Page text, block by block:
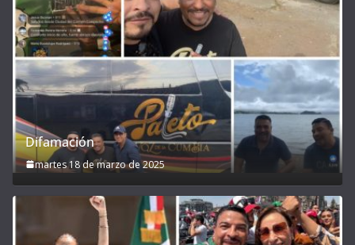
Difamación
martes 18 de marzo de 2025